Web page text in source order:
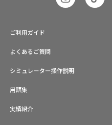
ご利用ガイド
よくあるご質問
シミュレーター操作説明
用語集
実績紹介